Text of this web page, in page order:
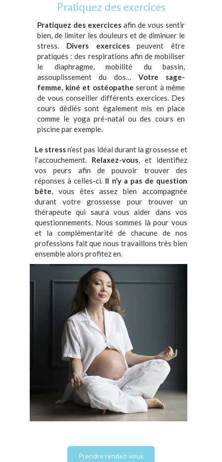
Pratiquez des exercices
Pratiquez des exercices afin de vous sentir
bien, de limiter les douleurs et de diminuer le
stress. Divers exercicespeuvent être
pratiqués : des respirations afin de mobiliser
le diaphragme, mobilité du bassin,
assouplissement du dos… Votre sage-
femme, kiné et ostéopathe seront à même
de vous conseiller différents exercices. Des
cours dédiés sont également mis en place
comme le yoga pré-natal ou des cours en
piscine par exemple.
Le stressn’est pas idéal durant la grossesse et
l’accouchement. Relaxez-vous, et identifiez
vos peurs afin de pouvoir trouver des
réponses à celles-ci. Il n’y a pas de question
bête, vous êtes assez bien accompagnée
durant votre grossesse pour trouver un
thérapeute qui saura vous aider dans vos
questionnements. Nous sommes là pour vous
et la complémentarité de chacune de nos
professions fait que nous travaillons très bien
ensemble alors profitez en.
Prendre rendez-vous